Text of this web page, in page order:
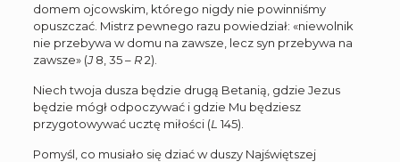
domem ojcowskim, którego nigdy nie powinniśmy
opuszczać. Mistrz pewnego razu powiedział: «niewolnik
nie przebywa w domu na zawsze, lecz syn przebywa na
zawsze» (J8, 35 – R2).
Niech twoja dusza będzie drugą Betanią, gdzie Jezus
będzie mógł odpoczywać i gdzie Mu będziesz
przygotowywać ucztę miłości (L 145).
Pomyśl, co musiało się dziać w duszy Najświętszej